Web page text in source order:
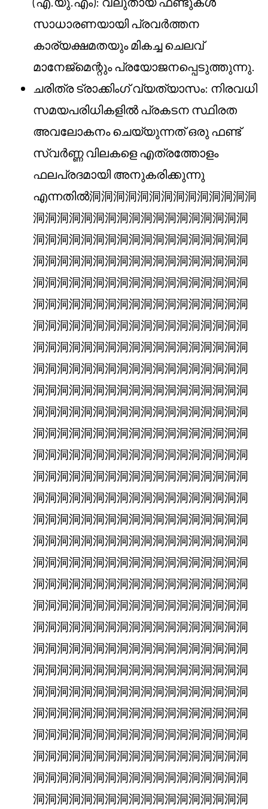
സാധാരണയായി പ്രവർത്തന
കാര്യക്ഷമതയും മികച്ച ചെലവ്
മാനേജ്മെന്റും പ്രയോജനപ്പെടുത്തുന്നു.
ചരിത്ര ട്രാക്കിംഗ് വ്യത്യാസം: നിരവധി
സമയപരിധികളിൽ പ്രകടന സ്ഥിരത
അവലോകനം ചെയ്യുന്നത് ഒരു ഫണ്ട്
സ്വർണ്ണ വിലകളെ എത്രത്തോളം
ഫലപ്രദമായി അനുകരിക്കുന്നു
എന്നതിൽ洞洞洞洞洞洞洞洞洞洞洞洞洞洞
洞洞洞洞洞洞洞洞洞洞洞洞洞洞洞洞洞洞
洞洞洞洞洞洞洞洞洞洞洞洞洞洞洞洞洞洞
洞洞洞洞洞洞洞洞洞洞洞洞洞洞洞洞洞洞
洞洞洞洞洞洞洞洞洞洞洞洞洞洞洞洞洞洞
洞洞洞洞洞洞洞洞洞洞洞洞洞洞洞洞洞洞
洞洞洞洞洞洞洞洞洞洞洞洞洞洞洞洞洞洞
洞洞洞洞洞洞洞洞洞洞洞洞洞洞洞洞洞洞
洞洞洞洞洞洞洞洞洞洞洞洞洞洞洞洞洞洞
洞洞洞洞洞洞洞洞洞洞洞洞洞洞洞洞洞洞
洞洞洞洞洞洞洞洞洞洞洞洞洞洞洞洞洞洞
洞洞洞洞洞洞洞洞洞洞洞洞洞洞洞洞洞洞
洞洞洞洞洞洞洞洞洞洞洞洞洞洞洞洞洞洞
洞洞洞洞洞洞洞洞洞洞洞洞洞洞洞洞洞洞
洞洞洞洞洞洞洞洞洞洞洞洞洞洞洞洞洞洞
洞洞洞洞洞洞洞洞洞洞洞洞洞洞洞洞洞洞
洞洞洞洞洞洞洞洞洞洞洞洞洞洞洞洞洞洞
洞洞洞洞洞洞洞洞洞洞洞洞洞洞洞洞洞洞
洞洞洞洞洞洞洞洞洞洞洞洞洞洞洞洞洞洞
洞洞洞洞洞洞洞洞洞洞洞洞洞洞洞洞洞洞
洞洞洞洞洞洞洞洞洞洞洞洞洞洞洞洞洞洞
洞洞洞洞洞洞洞洞洞洞洞洞洞洞洞洞洞洞
洞洞洞洞洞洞洞洞洞洞洞洞洞洞洞洞洞洞
洞洞洞洞洞洞洞洞洞洞洞洞洞洞洞洞洞洞
洞洞洞洞洞洞洞洞洞洞洞洞洞洞洞洞洞洞
洞洞洞洞洞洞洞洞洞洞洞洞洞洞洞洞洞洞
洞洞洞洞洞洞洞洞洞洞洞洞洞洞洞洞洞洞
洞洞洞洞洞洞洞洞洞洞洞洞洞洞洞洞洞洞
洞洞洞洞洞洞洞洞洞洞洞洞洞洞洞洞洞洞